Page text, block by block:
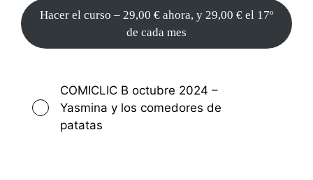
Hacer el curso – 29,00 € ahora, y 29,00 € el 17º
de cada mes
COMICLIC B octubre 2024 –
Yasmina y los comedores de
patatas